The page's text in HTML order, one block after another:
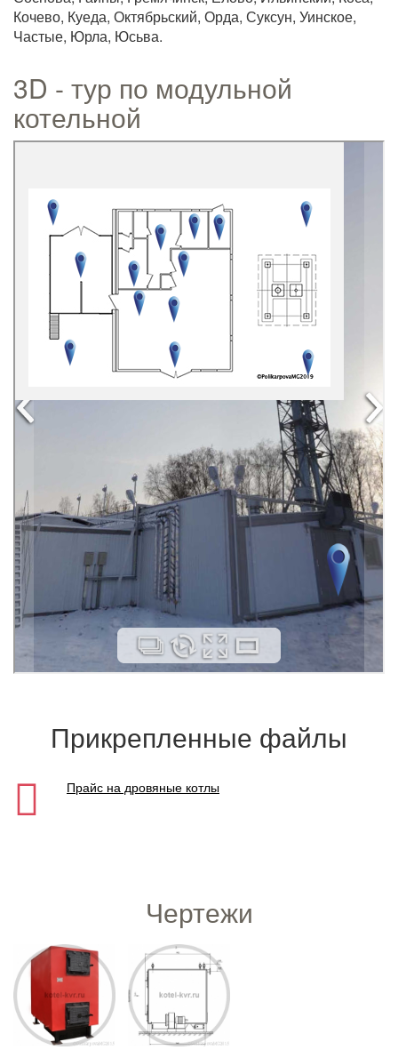
Кочево, Куеда, Октябрьский, Орда, Суксун, Уинское,
Частые, Юрла, Юсьва.
3D - тур по модульной
котельной
Прикрепленные файлы
Прайс на дровяные котлы
Чертежи